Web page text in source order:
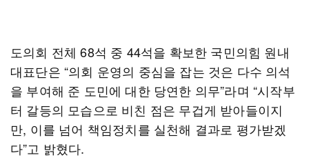
도의회 전체 68석 중 44석을 확보한 국민의힘 원내
대표단은 “의회 운영의 중심을 잡는 것은 다수 의석
을 부여해 준 도민에 대한 당연한 의무”라며 “시작부
터 갈등의 모습으로 비친 점은 무겁게 받아들이지
만, 이를 넘어 책임정치를 실천해 결과로 평가받겠
다”고 밝혔다.